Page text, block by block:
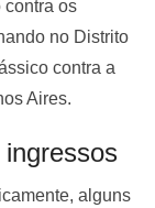
contra os
no Distrito
contra a
Aires.
alguns